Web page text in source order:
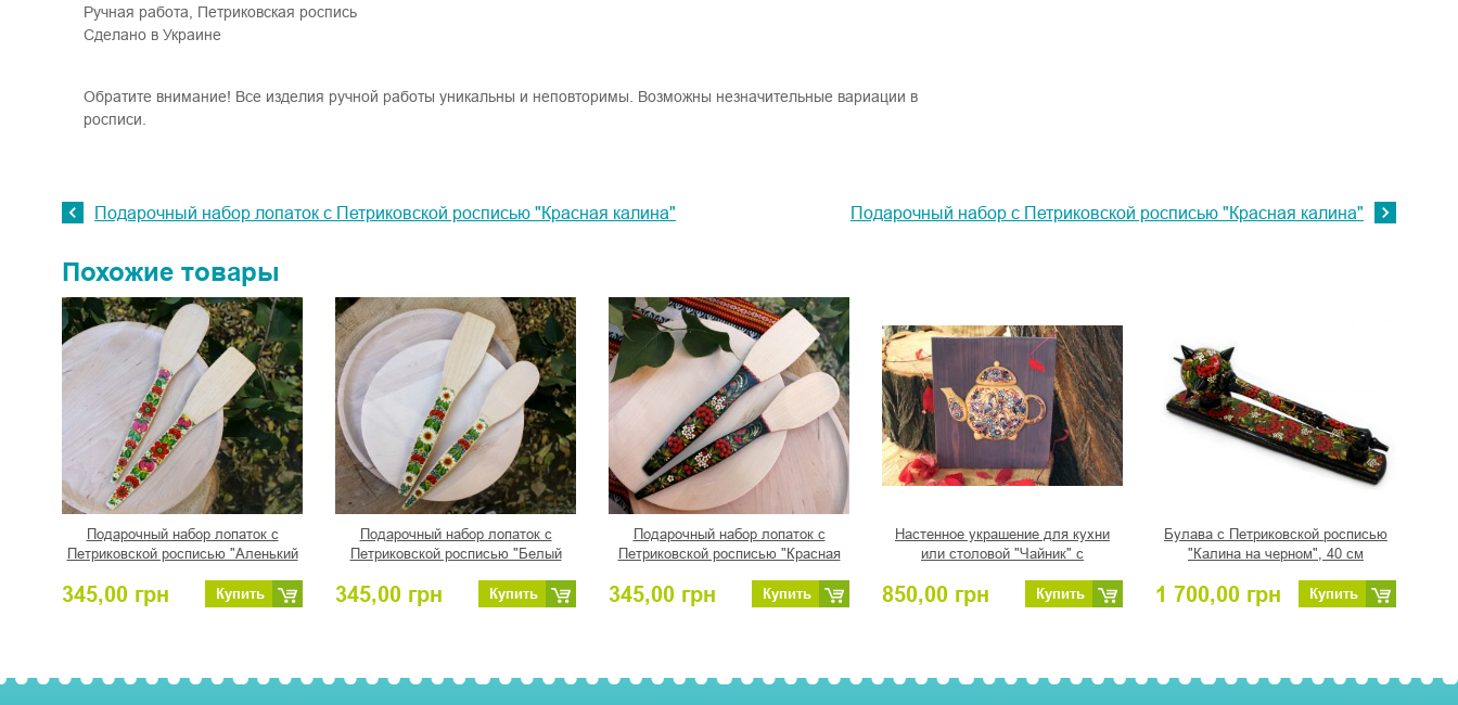
Ручная работа, Петриковская роспись
Сделано в Украине
Обратите внимание! Все изделия ручной работы уникальны и неповторимы. Возможны незначительные вариации в
росписи.
Подарочный набор лопаток с Петриковской росписью "Красная калина" Подарочный набор с Петриковской росписью "Красная калина"
Похожие товары
Подарочный набор лопаток с
Петриковской росписью "Аленький
345,00 грн Купить
Подарочный набор лопаток с
Петриковской росписью "Белый
345,00 грн Купить
Подарочный набор лопаток с
Петриковской росписью "Красная
345,00 грн Купить
Настенное украшение для кухни
или столовой "Чайник" с
850,00 грн Купить
Булава с Петриковской росписью
"Калина на черном", 40 см
1 700,00 грн Купить